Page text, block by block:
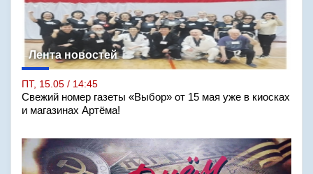
Лента новостей
ПТ, 15.05 / 14:45
Свежий номер газеты «Выбор» от 15 мая уже в киосках
и магазинах Артёма!